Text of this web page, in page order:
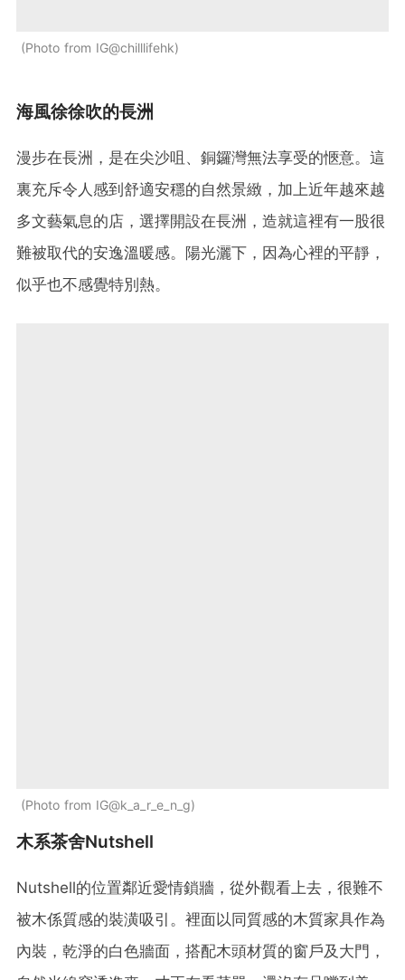
Photo from IG@chilllifehk
海風徐徐吹的長洲
漫步在長洲，是在尖沙咀、銅鑼灣無法享受的愜意。這
裏充斥令人感到舒適安穩的自然景緻，加上近年越來越
多文藝氣息的店，選擇開設在長洲，造就這裡有一股很
難被取代的安逸溫暖感。陽光灑下，因為心裡的平靜，
似乎也不感覺特別熱。
Photo from IG@k_a_r_e_n_g
木系茶舍Nutshell
Nutshell的位置鄰近愛情鎖牆，從外觀看上去，很難不
被木係質感的裝潢吸引。裡面以同質感的木質家具作為
內裝，乾淨的白色牆面，搭配木頭材質的窗戶及大門，